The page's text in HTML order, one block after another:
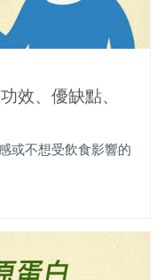
效、優缺點、
或不想受飲食影響的